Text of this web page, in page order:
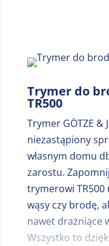
Trymer do brody
niezawodne
znaleźć w
brody.
Trymer do
TR500
Trymer GÖTZE &
niezastąpiony
własnym domu
zarostu.
trymerowi
wąsy czy brodę,
nawet drażniące
Wszystko to